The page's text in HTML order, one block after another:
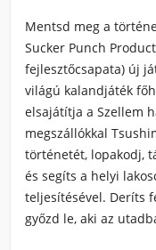
Mentsd meg a
Sucker Punch
fejlesztőcsapata) új
világú kalandjáték
elsajátítja a Szellem
megszállókkal
történetét, lopakodj,
és segíts a helyi
teljesítésével. Deríts
győzd le, aki az